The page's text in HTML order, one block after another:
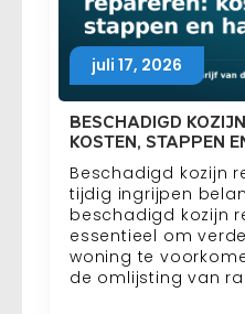
BESCHADIGD
KOSTEN, STAPPEN
juli 17, 2026
Beschadigd kozijn
tijdig ingrijpen
beschadigd kozijn
essentieel om
woning te
de omlijsting van